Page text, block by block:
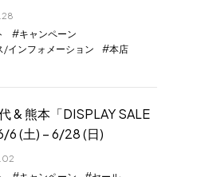
キャンペーン
/インフォメーション
本店
& 熊本「DISPLAY SALE
6 (土) – 6/28 (日)